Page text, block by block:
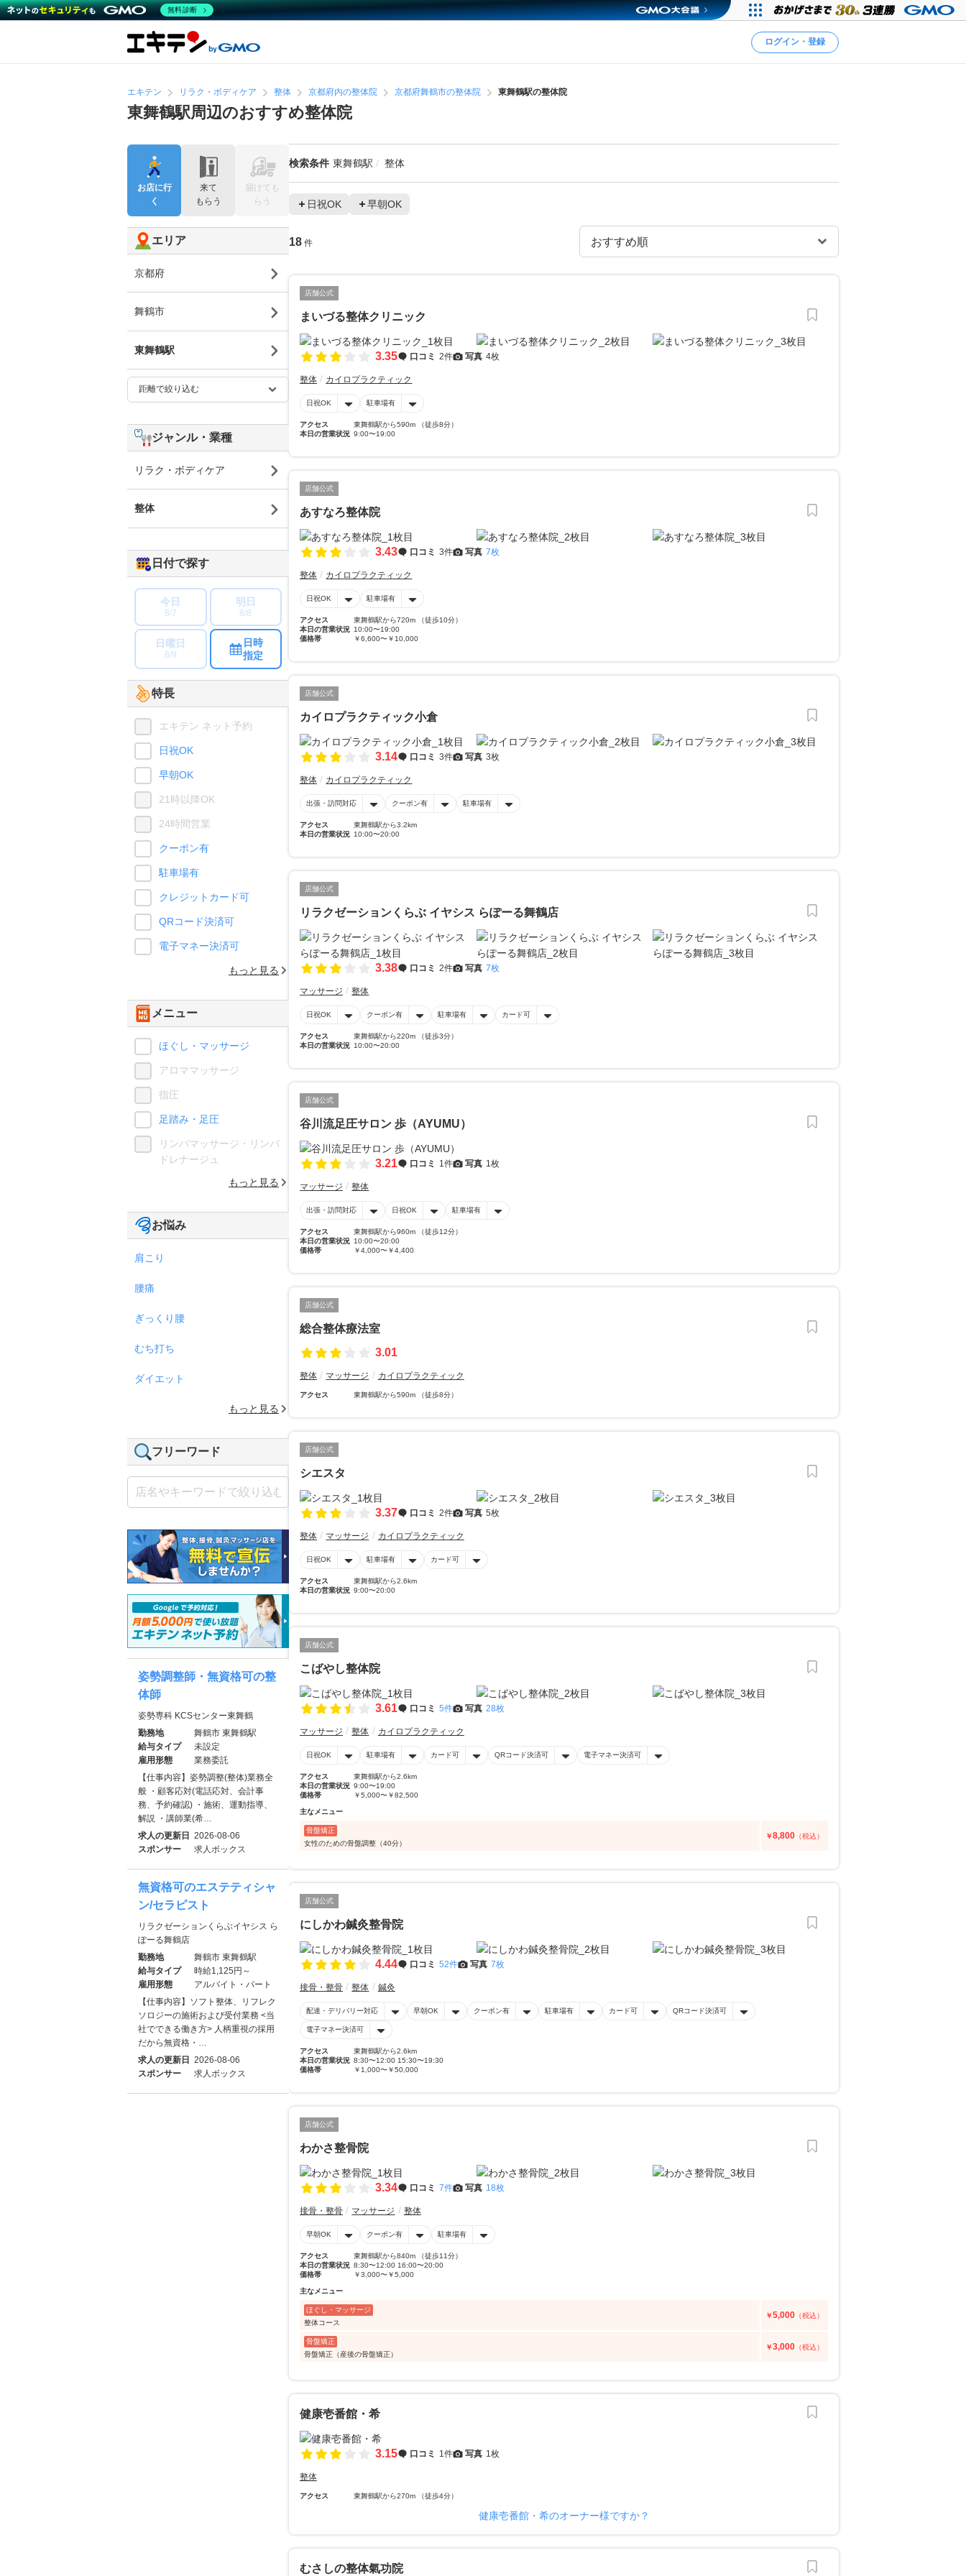
ログイン・登録
エキテン リラク・ボディケア 整体 京都府内の整体院 京都府舞鶴市の整体院 東舞鶴駅の整体院
東舞鶴駅周辺のおすすめ整体院
検索条件 東舞鶴駅 整体
日祝OK 早朝OK
18 件
店舗公式
まいづる整体クリニック
3.35 口コミ 2件 写真 4枚
整体 カイロプラクティック
日祝OK 駐車場有
アクセス
東舞鶴駅から590m （徒歩8分）
本日の営業状況 9:00〜19:00
店舗公式
あすなろ整体院
3.43 口コミ 3件 写真 7枚
整体 カイロプラクティック
日祝OK 駐車場有
アクセス
東舞鶴駅から720m （徒歩10分）
本日の営業状況 10:00〜19:00
価格帯
￥6,600〜￥10,000
店舗公式
カイロプラクティック小倉
3.14 口コミ 3件 写真 3枚
整体 カイロプラクティック
出張・訪問対応 クーポン有 駐車場有
アクセス
東舞鶴駅から3.2km
本日の営業状況 10:00〜20:00
店舗公式
リラクゼーションくらぶ イヤシス らぽーる舞鶴店
3.38 口コミ 2件 写真 7枚
マッサージ 整体
日祝OK クーポン有 駐車場有 カード可
アクセス
東舞鶴駅から220m （徒歩3分）
本日の営業状況 10:00〜20:00
店舗公式
谷川流足圧サロン 歩（AYUMU）
3.21 口コミ 1件 写真 1枚
マッサージ 整体
出張・訪問対応 日祝OK 駐車場有
アクセス
東舞鶴駅から960m （徒歩12分）
本日の営業状況 10:00〜20:00
価格帯
￥4,000〜￥4,400
店舗公式
総合整体療法室
3.01
整体 マッサージ カイロプラクティック
アクセス 東舞鶴駅から590m （徒歩8分）
店舗公式
シエスタ
3.37 口コミ 2件 写真 5枚
整体 マッサージ カイロプラクティック
日祝OK 駐車場有 カード可
アクセス
東舞鶴駅から2.6km
本日の営業状況 9:00〜20:00
店舗公式
こばやし整体院
3.61 口コミ 5件 写真 28枚
マッサージ 整体 カイロプラクティック
日祝OK 駐車場有 カード可 QRコード決済可 電子マネー決済可
アクセス
東舞鶴駅から2.6km
本日の営業状況 9:00〜19:00
価格帯
￥5,000〜￥82,500
主なメニュー
骨盤矯正
女性のための骨盤調整（40分）
￥8,800 （税込）
店舗公式
にしかわ鍼灸整骨院
4.44 口コミ 52件 写真 7枚
接骨・整骨 整体 鍼灸
配達・デリバリー対応 早朝OK クーポン有 駐車場有 カード可 QRコード決済可
電子マネー決済可
アクセス
東舞鶴駅から2.6km
本日の営業状況 8:30〜12:00 15:30〜19:30
価格帯
￥1,000〜￥50,000
店舗公式
わかさ整骨院
3.34 口コミ 7件 写真 18枚
接骨・整骨 マッサージ 整体
早朝OK クーポン有 駐車場有
アクセス
東舞鶴駅から840m （徒歩11分）
本日の営業状況 8:30〜12:00 16:00〜20:00
価格帯
￥3,000〜￥5,000
主なメニュー
ほぐし・マッサージ
整体コース
￥5,000 （税込）
骨盤矯正
骨盤矯正（産後の骨盤矯正）
￥3,000 （税込）
健康壱番館・希
3.15 口コミ 1件 写真 1枚
整体
アクセス 東舞鶴駅から270m （徒歩4分）
健康壱番館・希のオーナー様ですか？
むさしの整体氣功院
お店に行
く
来て
もらう
届けても
らう
エリア
京都府
舞鶴市
東舞鶴駅
ジャンル・業種
リラク・ボディケア
整体
日付で探す
今日
8/7
明日
8/8
日曜日
8/9
日時
指定
特長
エキテン ネット予約
日祝OK
早朝OK
21時以降OK
24時間営業
クーポン有
駐車場有
クレジットカード可
QRコード決済可
電子マネー決済可
もっと見る
メニュー
ほぐし・マッサージ
アロママッサージ
指圧
足踏み・足圧
リンパマッサージ・リンパ
ドレナージュ
もっと見る
お悩み
肩こり
腰痛
ぎっくり腰
むち打ち
ダイエット
もっと見る
フリーワード
姿勢調整師・無資格可の整
体師
姿勢専科 KCSセンター東舞鶴
勤務地
舞鶴市 東舞鶴駅
給与タイプ
未設定
雇用形態
業務委託
【仕事内容】姿勢調整(整体)業務全
般 ・顧客応対(電話応対、会計事
務、予約確認) ・施術、運動指導、
解説 ・講師業(希…
求人の更新日 2026-08-06
スポンサー
求人ボックス
無資格可のエステティシャ
ン/セラピスト
リラクゼーションくらぶイヤシス ら
ぽーる舞鶴店
勤務地
舞鶴市 東舞鶴駅
給与タイプ
時給1,125円～
雇用形態
アルバイト・パート
【仕事内容】ソフト整体、リフレク
ソロジーの施術および受付業務 <当
社でできる働き方> 人柄重視の採用
だから無資格・…
求人の更新日 2026-08-06
スポンサー
求人ボックス
無料診断